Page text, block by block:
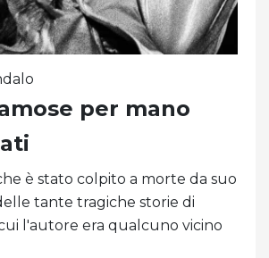
per mano
è stato colpito a morte da suo
tante tragiche storie di
l'autore era qualcuno vicino